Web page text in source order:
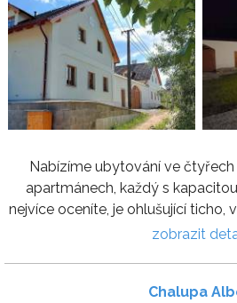
Nabízíme ubytování ve
apartmánech, každý s
nejvíce oceníte, je ohlušující ticho,
zobrazit
Chalupa